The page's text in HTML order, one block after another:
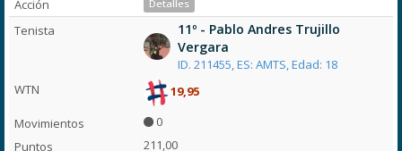
Detalles
11º - Pablo Andres Trujillo
Vergara
ID. 211455, ES: AMTS, Edad: 18
19,95
0
211,00